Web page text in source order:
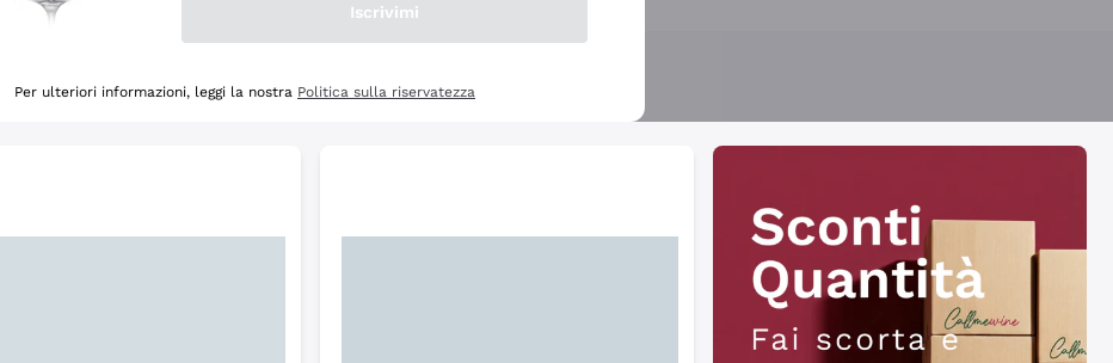
Iscrivimi
Per ulteriori informazioni, leggi la nostra Politica sulla riservatezza